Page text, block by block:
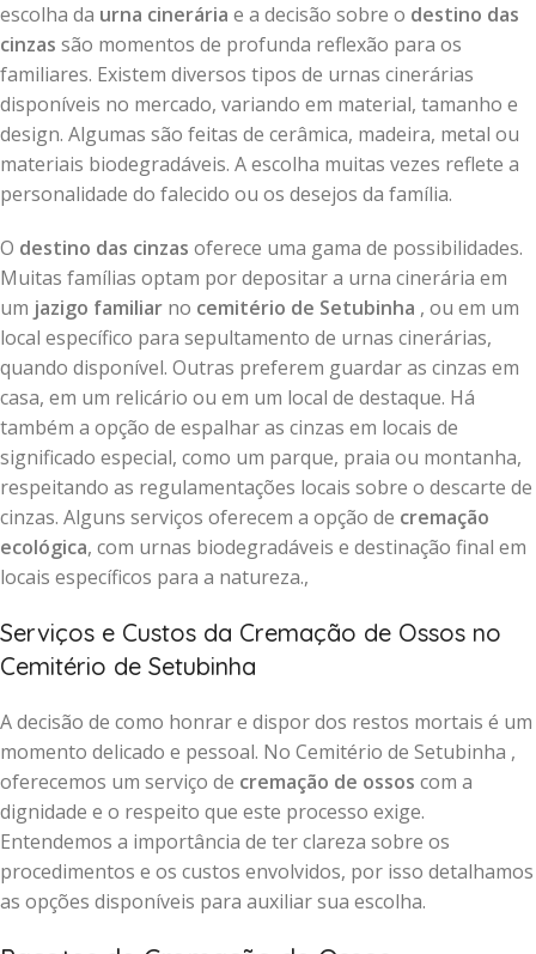
escolha da urna cinerária e a decisão sobre o destino das
cinzas são momentos de profunda reflexão para os
familiares. Existem diversos tipos de urnas cinerárias
disponíveis no mercado, variando em material, tamanho e
design. Algumas são feitas de cerâmica, madeira, metal ou
materiais biodegradáveis. A escolha muitas vezes reflete a
personalidade do falecido ou os desejos da família.
O destino das cinzas oferece uma gama de possibilidades.
Muitas famílias optam por depositar a urna cinerária em
um jazigo familiar no cemitério de Setubinha , ou em um
local específico para sepultamento de urnas cinerárias,
quando disponível. Outras preferem guardar as cinzas em
casa, em um relicário ou em um local de destaque. Há
também a opção de espalhar as cinzas em locais de
significado especial, como um parque, praia ou montanha,
respeitando as regulamentações locais sobre o descarte de
cinzas. Alguns serviços oferecem a opção de cremação
ecológica, com urnas biodegradáveis e destinação final em
locais específicos para a natureza.,
Serviços e Custos da Cremação de Ossos no
Cemitério de Setubinha
A decisão de como honrar e dispor dos restos mortais é um
momento delicado e pessoal. No Cemitério de Setubinha ,
oferecemos um serviço de cremação de ossos com a
dignidade e o respeito que este processo exige.
Entendemos a importância de ter clareza sobre os
procedimentos e os custos envolvidos, por isso detalhamos
as opções disponíveis para auxiliar sua escolha.